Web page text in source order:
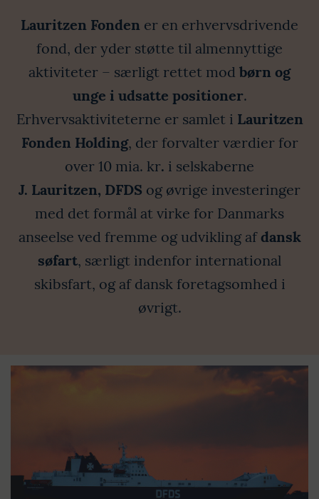
Lauritzen Fonden er en erhvervsdrivende
fond, der yder støtte til almennyttige
aktiviteter – særligt rettet mod børn og
unge i udsatte positioner.
Erhvervsaktiviteterne er samlet i Lauritzen
Fonden Holding, der forvalter værdier for
over 10 mia. kr. i selskaberne
J. Lauritzen, DFDS og øvrige investeringer
med det formål at virke for Danmarks
anseelse ved fremme og udvikling af dansk
søfart, særligt indenfor international
skibsfart, og af dansk foretagsomhed i
øvrigt.